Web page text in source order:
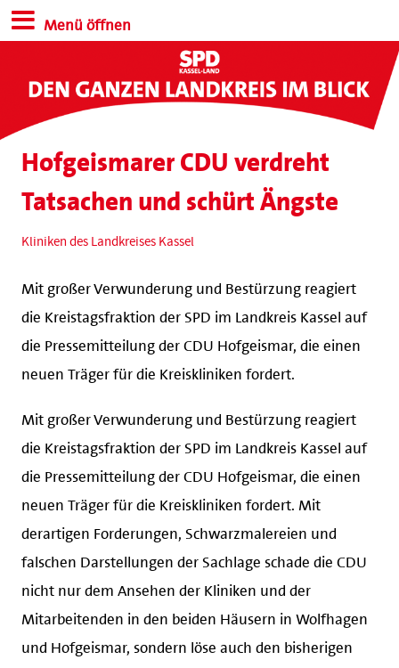
Menü öffnen
Hofgeismarer CDU verdreht
Tatsachen und schürt Ängste
Kliniken des Landkreises Kassel
Mit großer Verwunderung und Bestürzung reagiert
die Kreistagsfraktion der SPD im Landkreis Kassel auf
die Pressemitteilung der CDU Hofgeismar, die einen
neuen Träger für die Kreiskliniken fordert.
Mit großer Verwunderung und Bestürzung reagiert
die Kreistagsfraktion der SPD im Landkreis Kassel auf
die Pressemitteilung der CDU Hofgeismar, die einen
neuen Träger für die Kreiskliniken fordert. Mit
derartigen Forderungen, Schwarzmalereien und
falschen Darstellungen der Sachlage schade die CDU
nicht nur dem Ansehen der Kliniken und der
Mitarbeitenden in den beiden Häusern in Wolfhagen
und Hofgeismar, sondern löse auch den bisherigen